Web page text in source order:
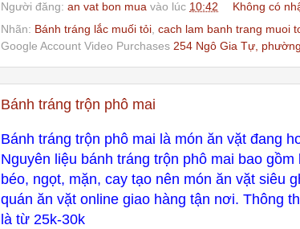
Người đăng: an vat bon mua vào lúc 10:42
Không có
Nhãn: Bánh tráng lắc muối tỏi cach lam banh trang muoi
Google Account Video Purchases 254 Ngô Gia Tự,
Bánh tráng trộn phô mai
Bánh tráng trộn phô mai là món ăn vặt đang
Nguyên liệu bánh tráng trộn phô mai bao
béo, ngọt, mặn, cay tạo nên món ăn vặt siêu
quán ăn vặt online giao hàng tận nơi. Thông
là từ 25k-30k